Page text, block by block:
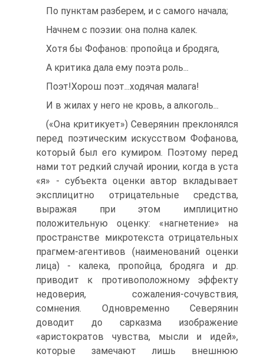
По пунктам разберем, и с самого начала;
Начнем с поэзии: она полна калек.
Хотя бы Фофанов: пропойца и бродяга,
А критика дала ему поэта роль...
Поэт!Хорош поэт...ходячая малага!
И в жилах у него не кровь, а алкоголь...
(«Она критикует») Северянин преклонялся
перед поэтическим искусством Фофанова,
кото­рый был его кумиром. Поэтому перед
нами тот редкий случай иронии, когда в уста
«я» - субъекта оценки автор вкладывает
эксплицитно отрицательные сред­ства,
выражая при этом имплицитно
положительную оценку: «нагнетение» на
пространстве микротекста отрицательных
прагмем-агентивов (наименований оценки
лица) - калека, пропойца, бродяга и др.
приводит к противоположному эффекту
недоверия, сожаления-сочувствия,
сомнения. Одновременно Северя­нин
доводит до сарказма изображение
«аристократов чувства, мысли и идей»,
которые замечают лишь внешнюю